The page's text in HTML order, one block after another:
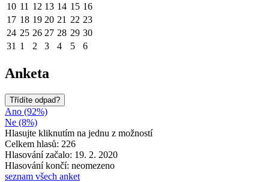
10 11 12 13 14 15 16
17 18 19 20 21 22 23
24 25 26 27 28 29 30
31 1 2 3 4 5 6
Anketa
Třídíte odpad?
Ano (92%)
Ne (8%)
Hlasujte kliknutím na jednu z možností
Celkem hlasů: 226
Hlasování začalo: 19. 2. 2020
Hlasování končí: neomezeno
seznam všech anket